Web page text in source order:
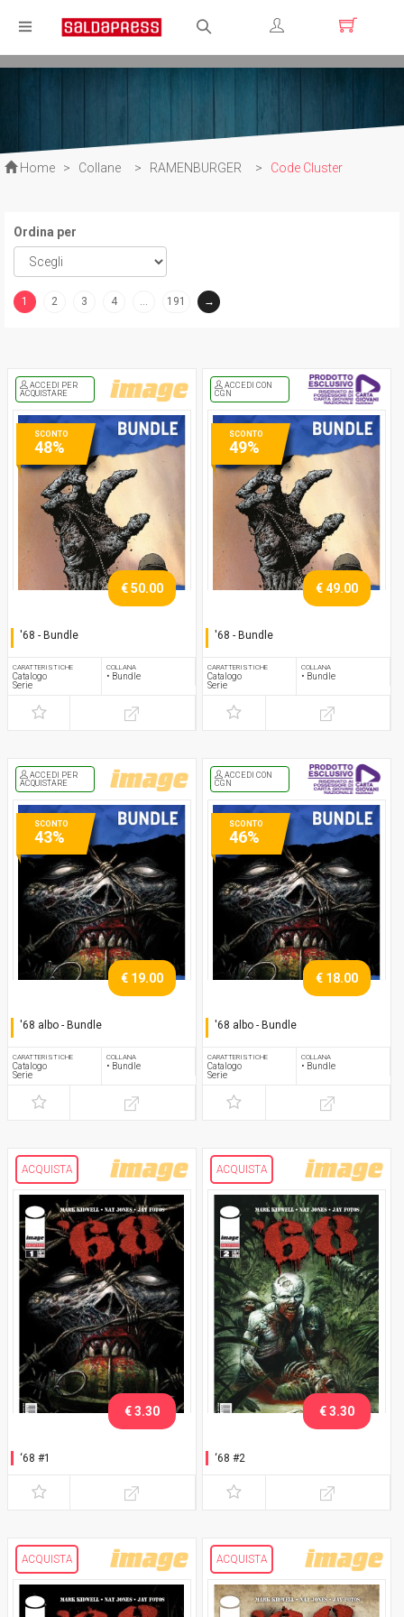
Registrati
Home > Collane > RAMENBURGER > Code Cluster
Ordina per
1
2 3 4 … 191 →
ACCEDI PER
ACQUISTARE
'68 - Bundle
€ 50.00
CARATTERISTICHE
Catalogo
Serie
COLLANA
• Bundle
SCONTO
48%
ACCEDI CON
CGN
'68 - Bundle
€ 49.00
CARATTERISTICHE
Catalogo
Serie
COLLANA
• Bundle
SCONTO
49%
ACCEDI PER
ACQUISTARE
'68 albo - Bundle
€ 19.00
CARATTERISTICHE
Catalogo
Serie
COLLANA
• Bundle
SCONTO
43%
ACCEDI CON
CGN
'68 albo - Bundle
€ 18.00
CARATTERISTICHE
Catalogo
Serie
COLLANA
• Bundle
SCONTO
46%
ACQUISTA
‘68 #1
€ 3.30
ACQUISTA
‘68 #2
€ 3.30
ACQUISTA ACQUISTA